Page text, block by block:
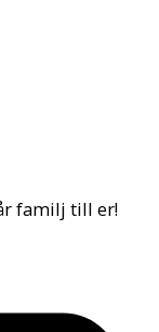
familj till er!